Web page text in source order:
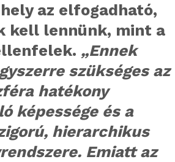
az elfogadható,
kell lennünk, mint a
„Ennek
szükséges az
hatékony
képessége és a
hierarchikus
Emiatt az